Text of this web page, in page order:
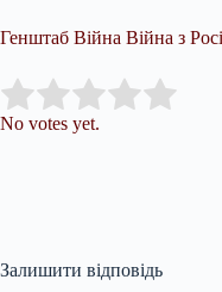
Генштаб Війна Війна з
Rate this item:
No votes yet.
Залишити відповідь